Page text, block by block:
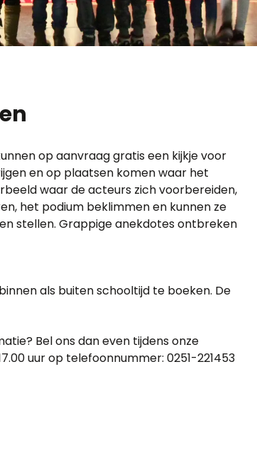
op aanvraag gratis een kijkje voor
en op plaatsen komen waar het
waar de acteurs zich voorbereiden,
het podium beklimmen en kunnen ze
stellen. Grappige anekdotes ontbreken
als buiten schooltijd te boeken. De
Bel ons dan even tijdens onze
uur op telefoonnummer: 0251-221453